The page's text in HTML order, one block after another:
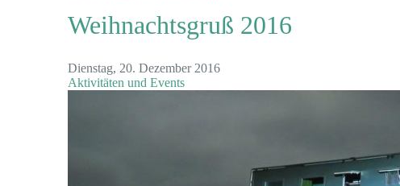
Weihnachtsgruß 2016
Dienstag, 20. Dezember 2016
Aktivitäten und Events